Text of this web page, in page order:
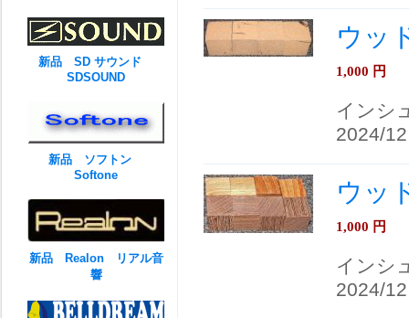
ウッ
1,000 円
インシ
2024/12
ウッ
1,000 円
インシ
2024/12
新品 SD サウンド
SDSOUND
新品 ソフトン
Softone
新品 Realon リアル音
響